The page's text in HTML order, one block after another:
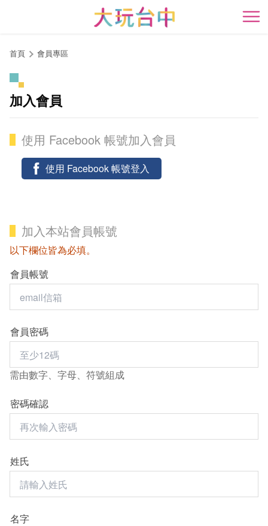
開
首頁 會員專區
加入會員
使用 Facebook 帳號加入會員
使用 Facebook 帳號登入
加入本站會員帳號
以下欄位皆為必填。
會員帳號
會員密碼
需由數字、字母、符號組成
密碼確認
姓氏
名字